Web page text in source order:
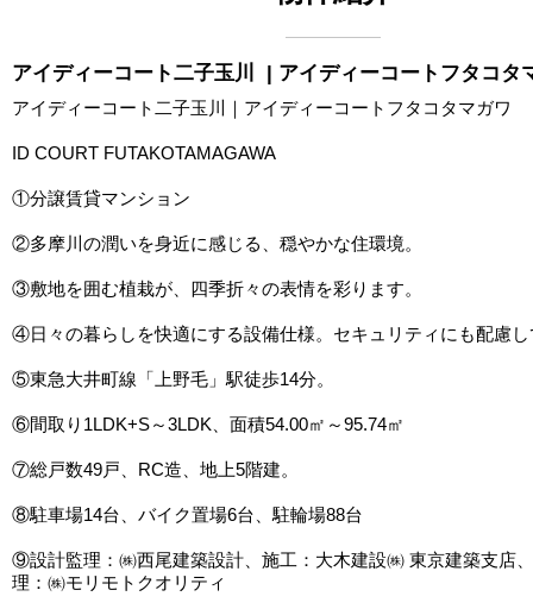
アイディーコート二子玉川 | アイディーコートフタコタ
アイディーコート二子玉川｜アイディーコートフタコタマガワ
ID COURT FUTAKOTAMAGAWA
①分譲賃貸マンション
②多摩川の潤いを身近に感じる、穏やかな住環境。
③敷地を囲む植栽が、四季折々の表情を彩ります。
④日々の暮らしを快適にする設備仕様。セキュリティにも配慮
⑤東急大井町線「上野毛」駅徒歩14分。
⑥間取り1LDK+S～3LDK、面積54.00㎡～95.74㎡
⑦総戸数49戸、RC造、地上5階建。
⑧駐車場14台、バイク置場6台、駐輪場88台
⑨設計監理：㈱西尾建築設計、施工：大木建設㈱ 東京建築支店
理：㈱モリモトクオリティ